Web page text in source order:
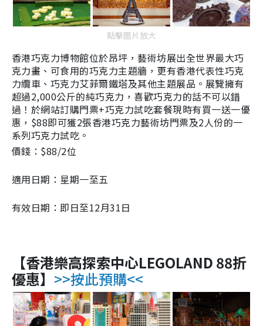
點擊圖片放大
香港巧克力博物館位於昂坪，藝術坊展出全世界最大巧
克力畫、可食用的巧克力主題牆，更有香港代表性巧克
力纜車、巧克力艾菲爾鐵塔及其他主題展品。展覽擁有
超過2,000公斤的純巧克力，喜歡巧克力的話不可以錯
過！於網站訂購門票+巧克力試吃套餐現時有買一送一優
惠，$88即可獲2張香港巧克力藝術坊門票及2人份的一
系列巧克力試吃。
價錢：$88/2位
適用日期：星期一至五
有效日期：即日至12月31日
【香港樂高探索中心LEGOLAND 88折
優惠】 >>按此預購<<